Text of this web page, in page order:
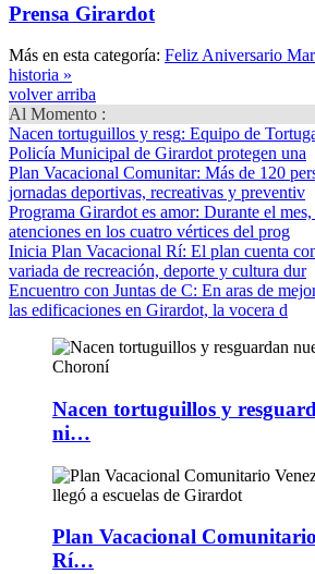
Prensa Girardot
Más en esta categoría: Feliz Aniversario
historia »
volver arriba
Al Momento :
Nacen tortuguillos y resg: Equipo de
Policía Municipal de Girardot protegen una
Plan Vacacional Comunitar: Más de 120
jornadas deportivas, recreativas y preventiv
Programa Girardot es amor: Durante el
atenciones en los cuatro vértices del prog
Inicia Plan Vacacional Rí: El plan cuenta
variada de recreación, deporte y cultura dur
Encuentro con Juntas de C: En aras de
las edificaciones en Girardot, la vocera d
Nacen tortuguillos y
ni…
Plan Vacacional
Rí…